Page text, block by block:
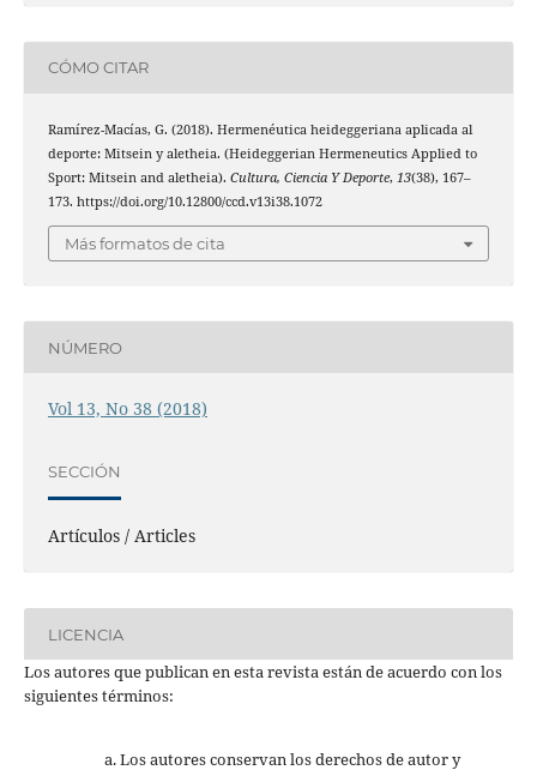
CÓMO CITAR
Ramírez-Macías, G. (2018). Hermenéutica heideggeriana aplicada al
deporte: Mitsein y aletheia. (Heideggerian Hermeneutics Applied to
Sport: Mitsein and aletheia). Cultura, Ciencia Y Deporte, 13(38), 167–
173. https://doi.org/10.12800/ccd.v13i38.1072
Más formatos de cita
NÚMERO
Vol 13, No 38 (2018)
SECCIÓN
Artículos / Articles
LICENCIA
Los autores que publican en esta revista están de acuerdo con los
siguientes términos:
Los autores conservan los derechos de autor y